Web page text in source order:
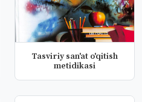
Tasviriy san'at o'qitish
metidikasi